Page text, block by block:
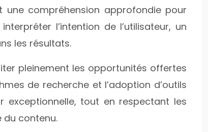
compréhension approfondie pour
l’intention de l’utilisateur, un
les résultats.
pleinement les opportunités offertes
de recherche et l’adoption d’outils
exceptionnelle, tout en respectant les
du contenu.